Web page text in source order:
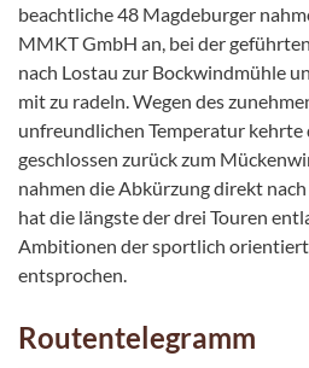
beachtliche 48 Magde­burger
MMKT GmbH an, bei der
nach Lostau zur Bockwindmühle
mit zu radeln. Wegen des
unfreundlichen Temperatur
geschlossen zurück zum
nahmen die Abkürzung direkt
hat die längste der drei Touren
Ambitionen der sportlich
entsprochen.
Routentelegramm